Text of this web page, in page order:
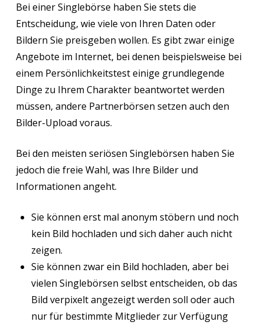
Bei einer Singlebörse haben Sie stets die
Entscheidung, wie viele von Ihren Daten oder
Bildern Sie preisgeben wollen. Es gibt zwar einige
Angebote im Internet, bei denen beispielsweise bei
einem Persönlichkeitstest einige grundlegende
Dinge zu Ihrem Charakter beantwortet werden
müssen, andere Partnerbörsen setzen auch den
Bilder-Upload voraus.
Bei den meisten seriösen Singlebörsen haben Sie
jedoch die freie Wahl, was Ihre Bilder und
Informationen angeht.
Sie können erst mal anonym stöbern und noch
kein Bild hochladen und sich daher auch nicht
zeigen.
Sie können zwar ein Bild hochladen, aber bei
vielen Singlebörsen selbst entscheiden, ob das
Bild verpixelt angezeigt werden soll oder auch
nur für bestimmte Mitglieder zur Verfügung